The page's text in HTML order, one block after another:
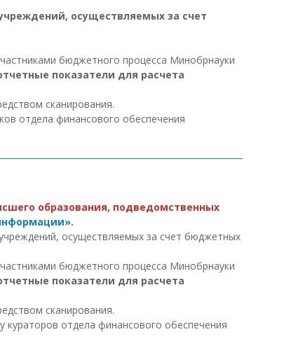
осуществляемых за счет
бюджетного процесса Минобрнауки
показатели для расчета
сканирования.
отдела финансового обеспечения
образования, подведомственных
.
осуществляемых за счет бюджетных
бюджетного процесса Минобрнауки
показатели для расчета
сканирования.
отдела финансового обеспечения